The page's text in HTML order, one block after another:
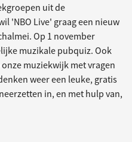
uit de
'NBO Live' graag een nieuw
Op 1 november
muzikale pubquiz. Ook
muziekwijk met vragen
weer een leuke, gratis
in, en met hulp van,